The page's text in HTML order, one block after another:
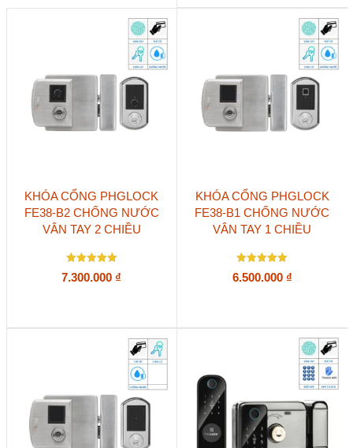
KHÓA CỔNG PHGLOCK
FE38-B2 CHỐNG NƯỚC
VÂN TAY 2 CHIỀU
Được xếp
hạng
7.300.000 ₫
KHÓA CỔNG PHGLOCK
FE38-B1 CHỐNG NƯỚC
VÂN TAY 1 CHIỀU
Được xếp
hạng
6.500.000 ₫